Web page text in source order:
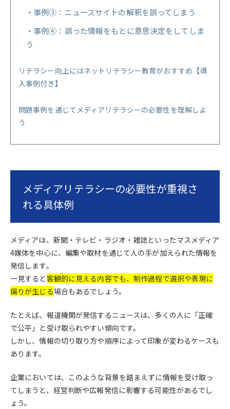
事例③：ニュースサイトの解釈を誤ってしまう
事例④：誤った情報をもとに意思決定をしてしま
う
リテラシー向上にはネットリテラシー教育がおすすめ【導
入事例付き】
問題事例を通じてメディアリテラシーの必要性を理解しよ
う
メディアリテラシーの必要性が重視さ
れる具体例
メディアは、新聞・テレビ・ラジオ・雑誌といったマスメディア
4媒体を中心に、編集や取材を通じて人の手が加えられた情報を
発信します。
一見すると客観的に見える内容でも、制作過程で選択や表現に
偏りが生じる場合もあるでしょう。
たとえば、報道機関が発信するニュースは、多くの人に「正確
で公平」と受け取られやすい傾向です。
しかし、情報の切り取り方や順序によって印象が変わるケースも
あります。
企業においては、このような背景を踏まえずに情報を受け取っ
てしまうと、経営判断や広報発信に影響する可能性があるでし
ょう。